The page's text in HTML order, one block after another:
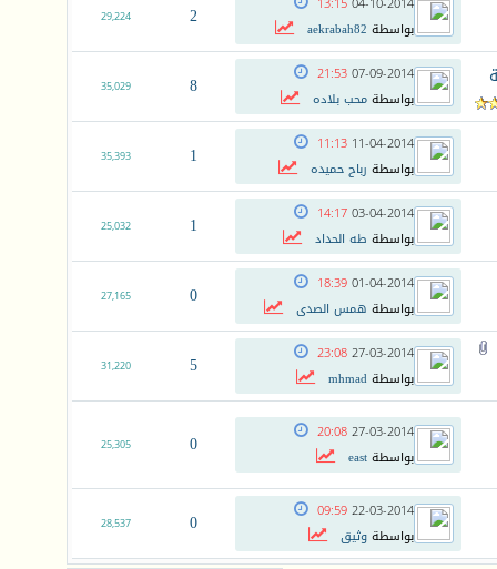
بواسطة aekrabah82
2
29,224
07-09-2014
21:53
بواسطةمحب بلاده 8
35,029
11-04-2014
11:13
بواسطة رباح حميده 1
35,393
03-04-2014
14:17
بواسطة طه الحداد 1
25,032
01-04-2014
18:39
بواسطة همس الصدى 0
27,165
27-03-2014
23:08
بواسطةmhmad
5
31,220
27-03-2014
20:08
بواسطةeast
0
25,305
22-03-2014
09:59
بواسطةوثيق 0
28,537